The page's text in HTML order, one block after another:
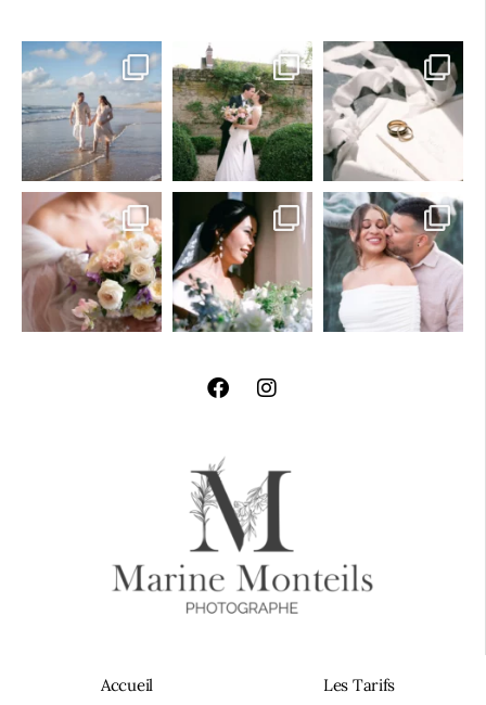
Accueil Les Tarifs